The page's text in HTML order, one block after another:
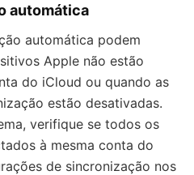
automática
automática podem
Apple não estão
do iCloud ou quando as
estão desativadas.
verifique se todos os
à mesma conta do
de sincronização nos